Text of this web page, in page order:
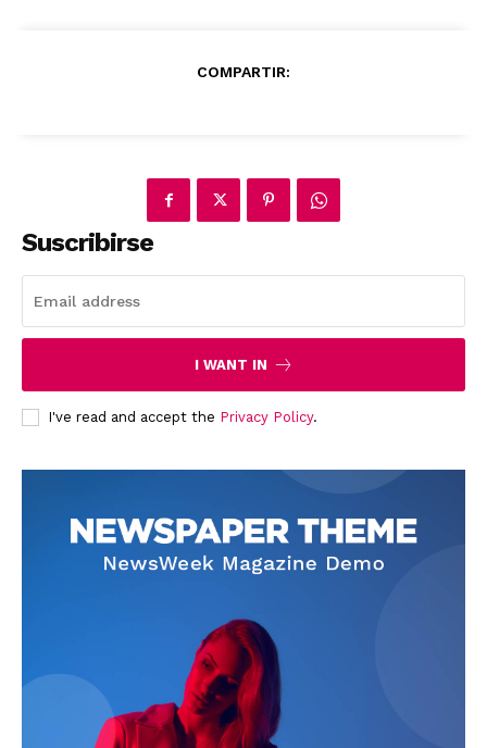
News Week
Magazine PRO
About
Contact us
Subscription Plans
COMPARTIR:
Suscribirse
I WANT IN
I've read and accept the Privacy Policy.